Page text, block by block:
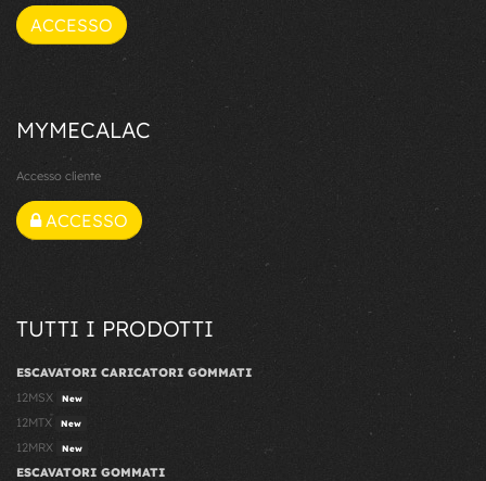
ACCESSO
MYMECALAC
Accesso cliente
ACCESSO
TUTTI I PRODOTTI
ESCAVATORI CARICATORI GOMMATI
12MSX
New
12MTX New
12MRX New
ESCAVATORI GOMMATI